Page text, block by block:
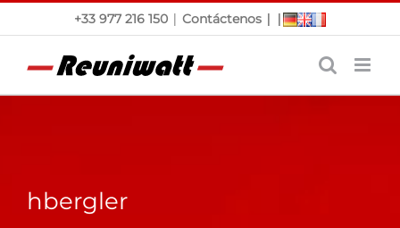
Saltar
+33 977 216 150 | Contáctenos | |
hbergler